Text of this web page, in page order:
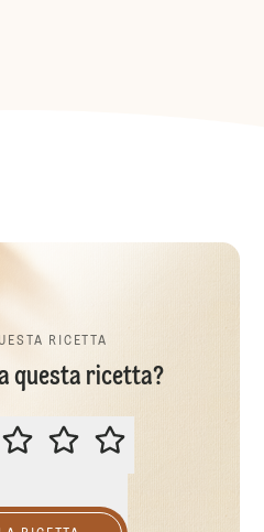
RICETTA
questa ricetta?
VALUTA QUESTA RICETTA